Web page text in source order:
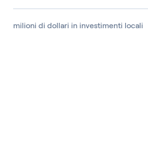
milioni di dollari in investimenti locali